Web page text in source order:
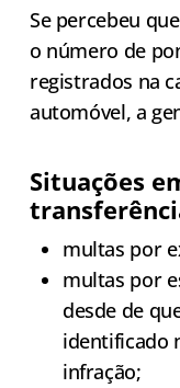
Se percebeu
o número de
registrados na
automóvel, a
Situações
multas por
multas por
desde de
identificado
infração;